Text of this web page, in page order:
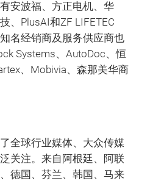
安波福、方正电机、华
、PlusAI和ZF LIFETEC
名经销商及服务供应商也
Systems、AutoDoc、恒
、Mobivia、森那美华商
全球行业媒体、大众传媒
关注。来自阿根廷、阿联
德国、芬兰、韩国、马来